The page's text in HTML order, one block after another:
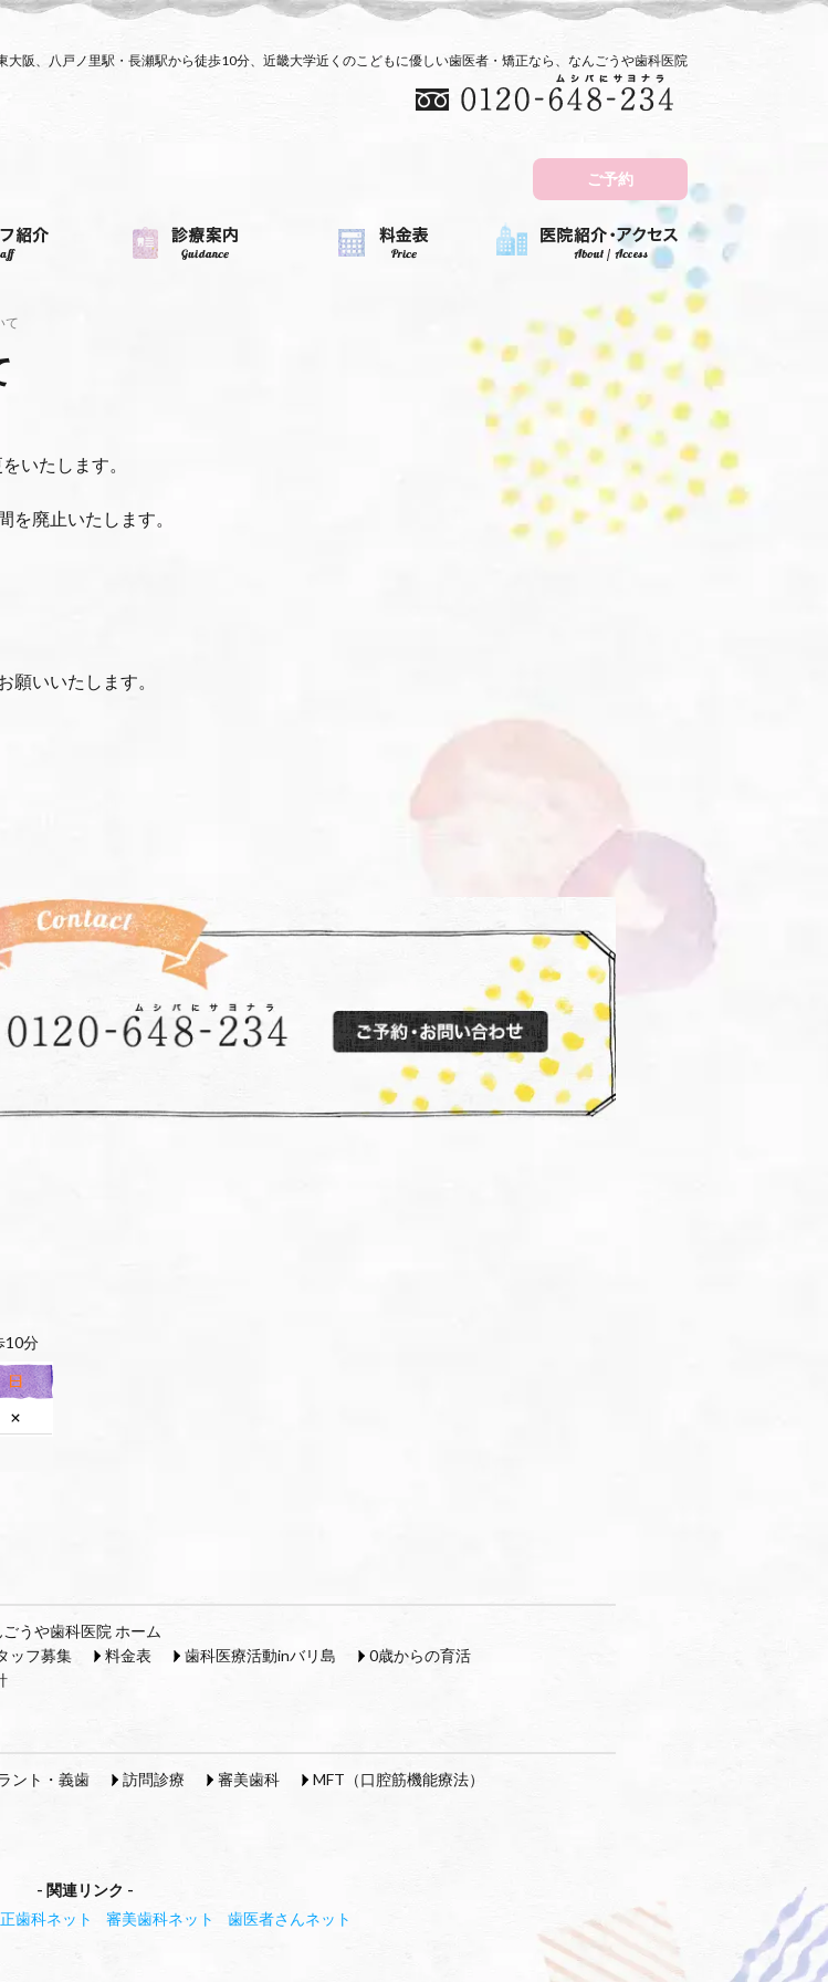
大阪、八戸ノ里駅・長瀬駅から徒歩10分、近畿大学近くのこどもに優しい歯医者・矯正なら、なんごうや歯科医院
ご予約
て
いたします。
を廃止いたします。
願いいたします。
10分
うや歯科医院 ホーム
ッフ募集 料金表 歯科医療活動inバリ島
0歳からの育活
ント・義歯 訪問診療 審美歯科
MFT（口腔筋機能療法）
関連リンク
歯科ネット 審美歯科ネット 歯医者さんネット